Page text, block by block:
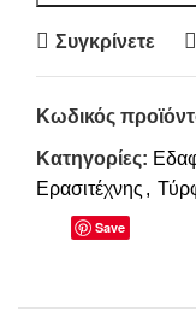
Συγκρίνετε
Κωδικός
Κατηγορίες:
Ερασιτέχνης ,
Save